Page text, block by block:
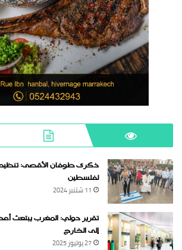
ذكرى طوفان الأقصى:
لفلسطين
11 شتنبر 2024
تقرير دولي: المغرب يبتعث
إلى الخارج
27 يوليوز 2025